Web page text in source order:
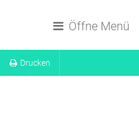
Öffne Menü
Drucken